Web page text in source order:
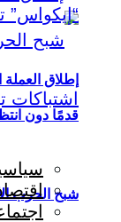
شبح الحرب
قدمًا دون